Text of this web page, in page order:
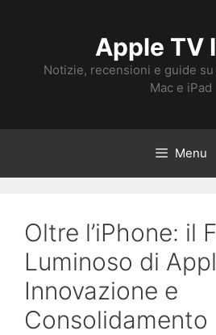
Apple TV
Notizie, recensioni e guide
Mac e iPad
Menu
Oltre l’iPhone: il
Luminoso di
Innovazione e
Consolidamento